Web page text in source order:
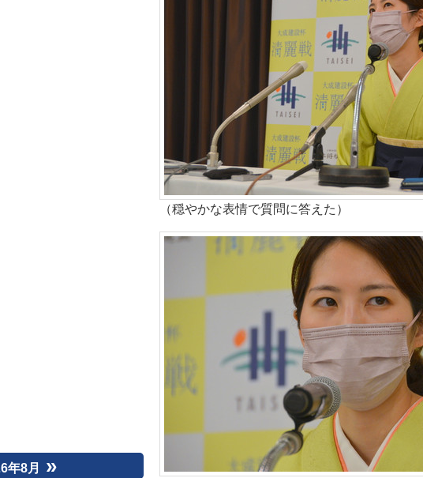
年8月 »
（穏やかな表情で質問に答えた）